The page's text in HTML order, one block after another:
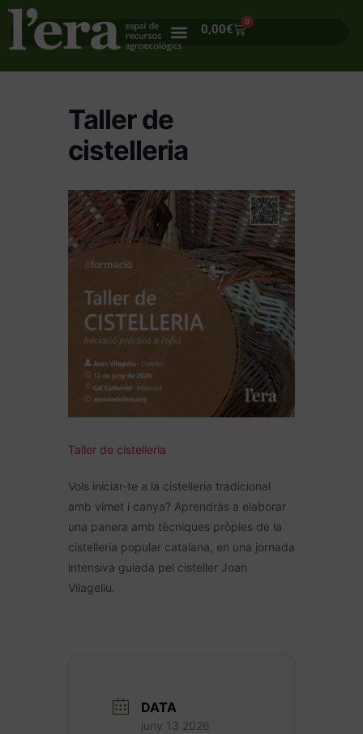
0,00€
0
Taller de
cistelleria
Taller de cistelleria
Vols iniciar-te a la cistelleria tradicional
amb vímet i canya? Aprendràs a elaborar
una panera amb tècniques pròpies de la
cistelleria popular catalana, en una jornada
intensiva guiada pel cisteller Joan
Vilageliu.
DATA
juny 13 2026